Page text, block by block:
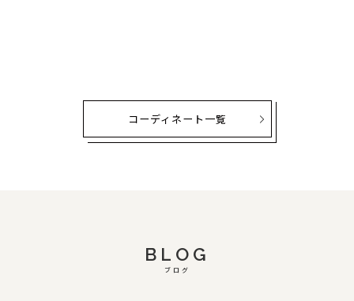
コーディネート一覧
BLOG
ブログ